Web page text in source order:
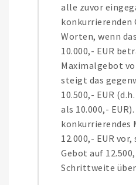
alle zuvor
konkurrierenden
Worten, wenn
10.000,- EUR
Maximalgebot
steigt das
10.500,- EUR
als 10.000,-
konkurrierendes
12.000,- EUR
Gebot auf
Schrittweite über